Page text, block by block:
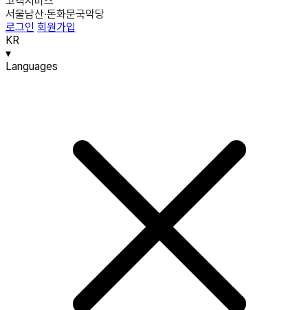
서울남산·돈화문국악당
로그인 회원가입
KR
▾
Languages